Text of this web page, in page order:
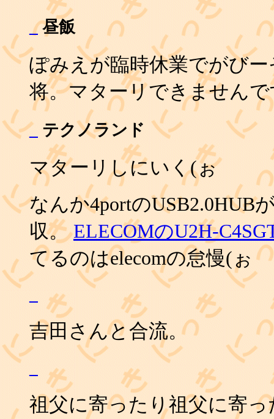
_昼飯
ぽみえが臨時休業でがび
将。マターリできません
_ テクノランド
マターリしにいく(ぉ
なんか4portのUSB2.0HUB
収。ELECOMのU2H-
てるのはelecomの怠慢(ぉ
吉田さんと合流。
祖父に寄ったり祖父に寄